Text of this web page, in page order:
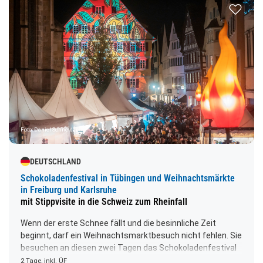
mit Sicherheit das perfekte Weihnachtsgeschenk für Ihre
Liebsten!Abfahrt: 15.00 Uhr
Zur
Foto: Daniel Schneider
DEUTSCHLAND
Schokoladenfestival in Tübingen und Weihnachtsmärkte
in Freiburg und Karlsruhe
mit Stippvisite in die Schweiz zum Rheinfall
Wenn der erste Schnee fällt und die besinnliche Zeit
beginnt, darf ein Weihnachtsmarktbesuch nicht fehlen. Sie
besuchen an diesen zwei Tagen das Schokoladenfestival
in Tübingen und Freiburg im Schwarzwald mit über 120
2 Tage, inkl. ÜF